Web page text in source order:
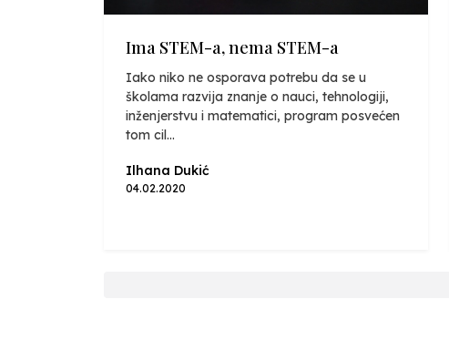
Ima STEM-a, nema STEM-a
Iako niko ne osporava potrebu da se u
školama razvija znanje o nauci, tehnologiji,
inženjerstvu i matematici, program posvećen
tom cil...
Ilhana Dukić
04.02.2020